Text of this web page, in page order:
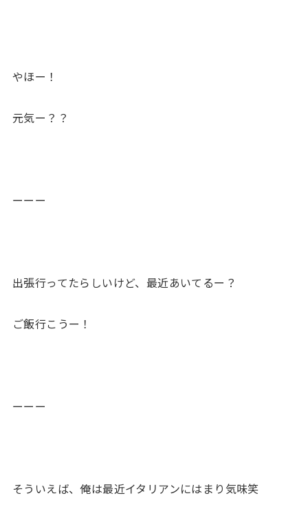
やほー！
元気ー？？
ーーー
出張行ってたらしいけど、最近あいてるー？
ご飯行こうー！
ーーー
そういえば、俺は最近イタリアンにはまり気味笑